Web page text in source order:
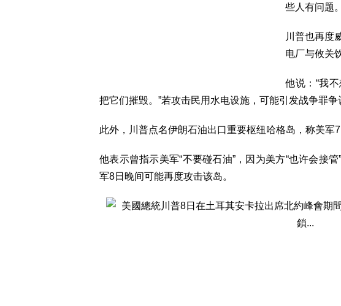
些人有问题
川普也再度
电厂与攸关
他说：“我
把它们摧毁。”若攻击民用水电设施，可能引发战争罪争
此外，川普点名伊朗石油出口重要枢纽哈格岛，称美军7
他表示曾指示美军“不要碰石油”，因为美方“也许会接
军8日晚间可能再度攻击该岛。